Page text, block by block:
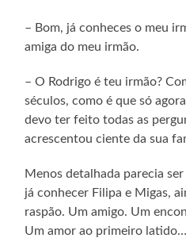
– Bom, já conheces o meu
amiga do meu irmão.
– O Rodrigo é teu irmão?
séculos, como é que só
devo ter feito todas as
acrescentou ciente da sua
Menos detalhada parecia
já conhecer Filipa e Migas,
raspão. Um amigo. Um
Um amor ao primeiro